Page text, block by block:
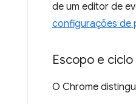
de um editor de
configurações de
Escopo e
O Chrome